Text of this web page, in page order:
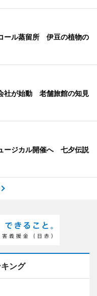
ール蒸留所 伊豆の植物の
社が始動 老舗旅館の知見
ージカル開催へ 七夕伝説
ング